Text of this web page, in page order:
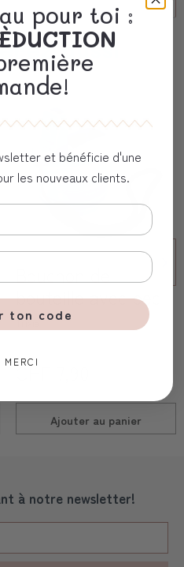
aussi
Bouchon de
bouteille avec bec
Trixie
CHF 7,90
Ajouter au panier
à notre newsletter!
pour toi :
et bénéficie d'une
les nouveaux clients.
ton code
MERCI